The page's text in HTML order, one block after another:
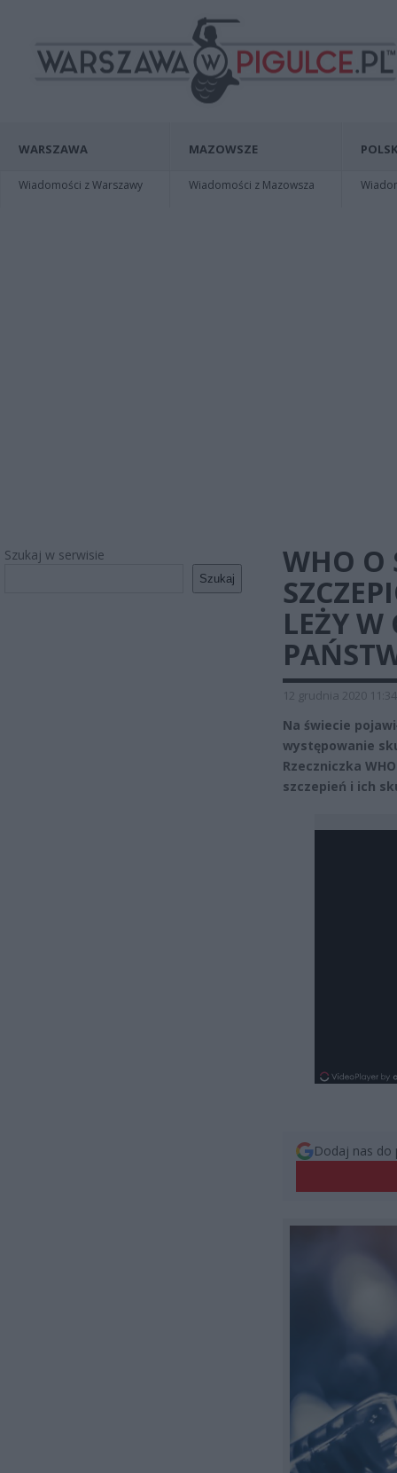
WARSZAWA
Wiadomości z Warszawy
MAZOWSZE
Wiadomości z Mazowsza
Szukaj w serwisie
Szukaj
WHO O
LEŻY W
12 grudnia 2020 11:34
Na świecie
występowanie
Rzeczniczka
szczepień i ich
Dodaj nas do